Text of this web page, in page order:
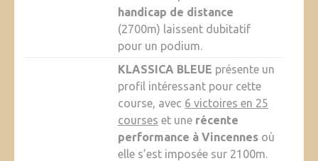
handicap de distance
(2700m) laissent dubitatif
pour un podium.
KLASSICA BLEUE présente un
profil intéressant pour cette
course, avec 6 victoires en 25
courses et une récente
performance à Vincennesoù
elle s’est imposée sur 2100m.